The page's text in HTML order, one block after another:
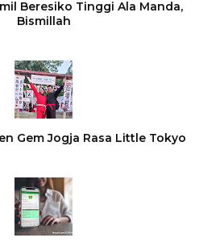
Beresiko Tinggi Ala Manda,
Bismillah
Gem Jogja Rasa Little Tokyo